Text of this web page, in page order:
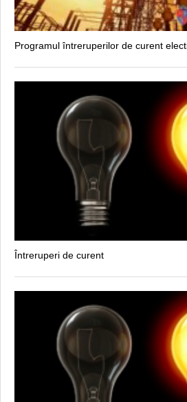
Programul întreruperilor de curent
Întreruperi de curent